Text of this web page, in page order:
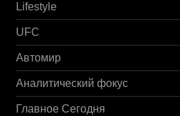
Lifestyle
UFC
Автомир
Аналитический фокус
Главное Сегодня